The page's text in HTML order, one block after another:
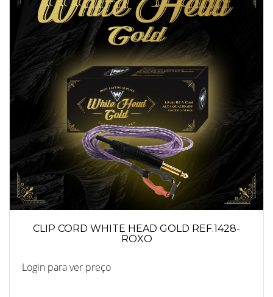
CLIP CORD WHITE HEAD GOLD REF.1428-
ROXO
Login para ver preço